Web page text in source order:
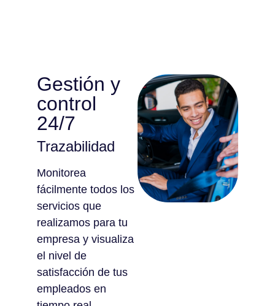
Gestión y
control
24/7
Trazabilidad
Monitorea
fácilmente todos los
servicios que
realizamos para tu
empresa y visualiza
el nivel de
satisfacción de tus
empleados en